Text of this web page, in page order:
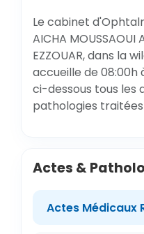
Le cabinet
AICHA MOUSSAOUI
EZZOUAR, dans la
accueille de 08:00h
ci-dessous tous les
pathologies
Actes &
Actes Médicaux